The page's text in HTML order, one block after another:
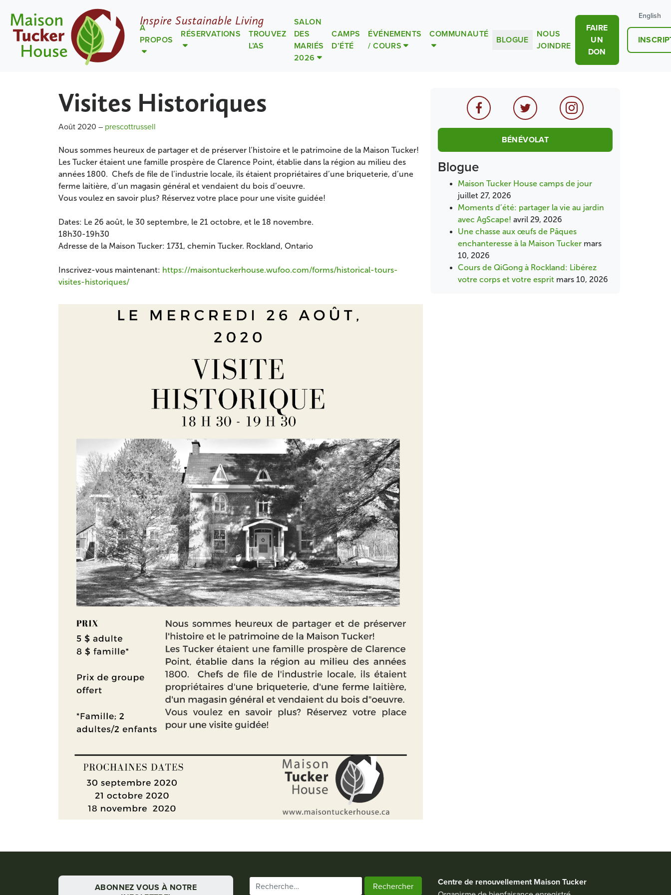
English
Inspire Sustainable Living
À
PROPOS
RÉSERVATIONS
TROUVEZ
L’AS
SALON
DES
MARIÉS
2026
CAMPS
D’ÉTÉ
ÉVÉNEMENTS
/ COURS
COMMUNAUTÉ
BLOGUE
NOUS
JOINDRE
FAIRE
UN
DON
Visites Historiques
Août 2020 – prescottrussell
Nous sommes heureux de partager et de préserver l’histoire et le patrimoine de la Maison Tucker!
Les Tucker étaient une famille prospère de Clarence Point, établie dans la région au milieu des
années 1800. Chefs de file de l’industrie locale, ils étaient propriétaires d’une briqueterie, d’une
ferme laitière, d’un magasin général et vendaient du bois d’oeuvre.
Vous voulez en savoir plus? Réservez votre place pour une visite guidée!
Dates: Le 26 août, le 30 septembre, le 21 octobre, et le 18 novembre.
18h30-19h30
Adresse de la Maison Tucker: 1731, chemin Tucker. Rockland, Ontario
Inscrivez-vous maintenant: https://maisontuckerhouse.wufoo.com/forms/historical-tours-
visites-historiques/
BÉNÉVOLAT
Blogue
Maison Tucker House camps de jour
juillet 27, 2026
Moments d’été: partager la vie au jardin
avec AgScape! avril 29, 2026
Une chasse aux œufs de Pâques
enchanteresse à la Maison Tucker mars
10, 2026
Cours de QiGong à Rockland: Libérez
votre corps et votre esprit mars 10, 2026
ABONNEZ VOUS À NOTRE
Centre de renouvellement Maison Tucker